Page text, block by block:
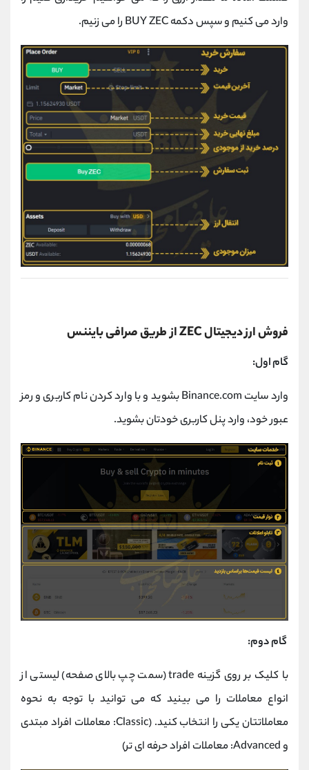
وارد می کنیم و سپس دکمه BUY ZEC را می زنیم.
فروش ارز دیجیتال ZEC از طریق صرافی بایننس
گام اول:
وارد سایت Binance.com بشوید و با وارد کردن نام کاربری و رمز
عبور خود، وارد پنل کاربری خودتان بشوید.
گام دوم:
با کلیک بر روی گزینه trade (سمت چپ بالای صفحه) لیستی از
انواع معاملات را می بینید که می توانید با توجه به نحوه
معاملاتتان یکی را انتخاب کنید. (Classic: معاملات افراد مبتدی
و Advanced: معاملات افراد حرفه ای تر)